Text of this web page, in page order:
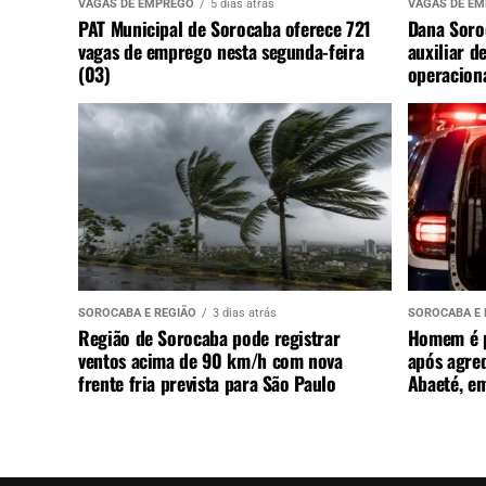
VAGAS DE EMPREGO 5 dias atrás
PAT Municipal de Sorocaba oferece 721
vagas de emprego nesta segunda-feira
(03)
VAGAS DE
Dana
auxiliar
SOROCABA E REGIÃO 3 dias atrás
Região de Sorocaba pode registrar
ventos acima de 90 km/h com nova
frente fria prevista para São Paulo
SOROCABA E
Homem
após
Abaeté,